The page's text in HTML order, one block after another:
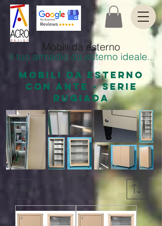
Mobili da esterno
il tuo armadio da esterno ideale...
MOBILI DA ESTERNO
CON ANTE - SERIE
RUGIADA
Filtra